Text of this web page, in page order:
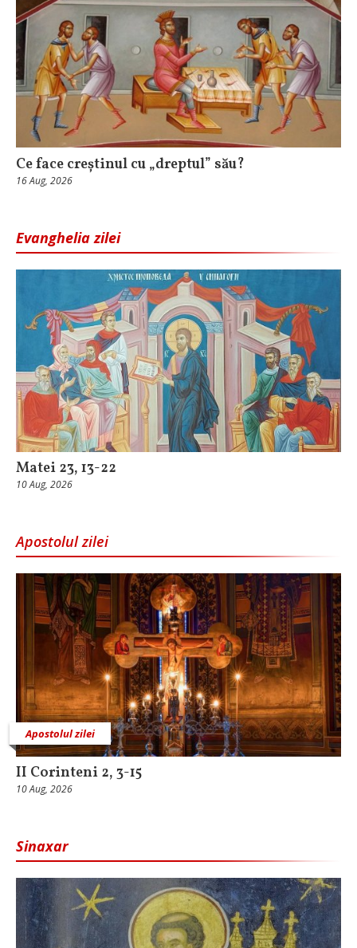
Ce face creștinul cu „dreptul” său?
16 Aug, 2026
Evanghelia zilei
Matei 23, 13-22
10 Aug, 2026
Apostolul zilei
Apostolul zilei
II Corinteni 2, 3-15
10 Aug, 2026
Sinaxar